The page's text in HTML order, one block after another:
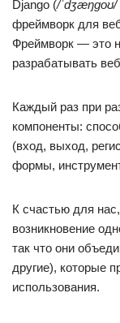
Django (/ˈdʒæŋɡoʊ/
фреймворк для
Фреймворк — это
разрабатывать
Каждый раз при
компоненты:
(вход, выход,
формы,
К счастью для
возникновение
так что они
другие), которые
использования.